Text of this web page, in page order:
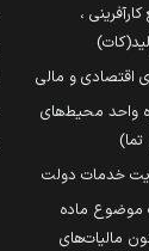
،
اقتصادی و مالی
واحد محیط‌های
تما)
خدمات دولت
موضوع ماده
مالیات‌های